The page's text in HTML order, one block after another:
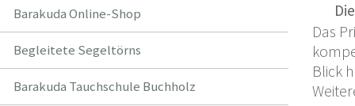
Barakuda Online-Shop
Begleitete Segeltörns
Barakuda Tauchschule Buchholz
Das
Blick